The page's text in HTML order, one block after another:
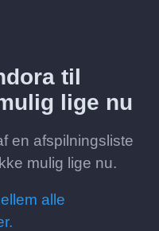
til
lige nu
en afspilningsliste
mulig lige nu.
alle